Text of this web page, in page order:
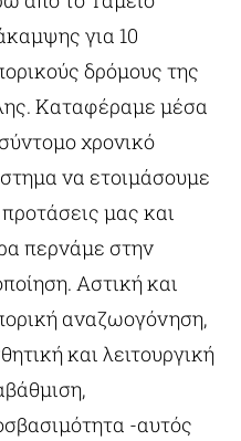
για 10
δρόμους της
Καταφέραμε μέσα
χρονικό
να ετοιμάσουμε
προτάσεις μας και
περνάμε στην
Αστική και
αναζωογόνηση,
και λειτουργική
-αυτός